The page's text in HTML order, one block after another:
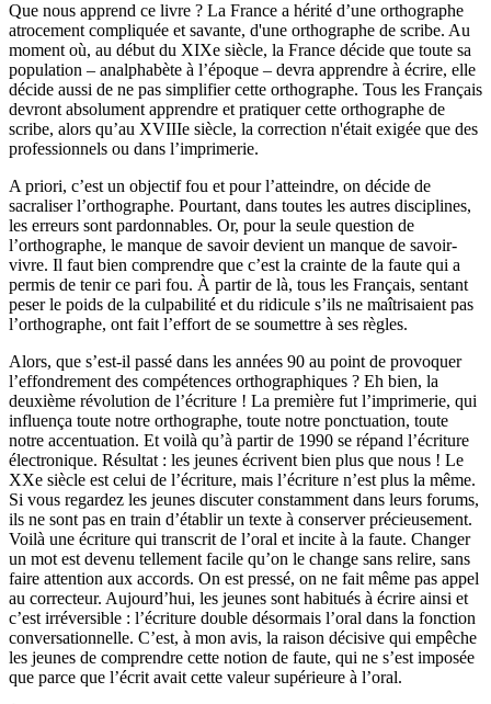
Que nous apprend ce livre ? La France a hérité d’une orthographe
atrocement compliquée et savante, d'une orthographe de scribe. Au
moment où, au début du XIXe siècle, la France décide que toute sa
population – analphabète à l’époque – devra apprendre à écrire, elle
décide aussi de ne pas simplifier cette orthographe. Tous les Français
devront absolument apprendre et pratiquer cette orthographe de
scribe, alors qu’au XVIIIe siècle, la correction n'était exigée que des
professionnels ou dans l’imprimerie.
A priori, c’est un objectif fou et pour l’atteindre, on décide de
sacraliser l’orthographe. Pourtant, dans toutes les autres disciplines,
les erreurs sont pardonnables. Or, pour la seule question de
l’orthographe, le manque de savoir devient un manque de savoir-
vivre. Il faut bien comprendre que c’est la crainte de la faute qui a
permis de tenir ce pari fou. À partir de là, tous les Français, sentant
peser le poids de la culpabilité et du ridicule s’ils ne maîtrisaient pas
l’orthographe, ont fait l’effort de se soumettre à ses règles.
Alors, que s’est-il passé dans les années 90 au point de provoquer
l’effondrement des compétences orthographiques ? Eh bien, la
deuxième révolution de l’écriture ! La première fut l’imprimerie, qui
influença toute notre orthographe, toute notre ponctuation, toute
notre accentuation. Et voilà qu’à partir de 1990 se répand l’écriture
électronique. Résultat : les jeunes écrivent bien plus que nous ! Le
XXe siècle est celui de l’écriture, mais l’écriture n’est plus la même.
Si vous regardez les jeunes discuter constamment dans leurs forums,
ils ne sont pas en train d’établir un texte à conserver précieusement.
Voilà une écriture qui transcrit de l’oral et incite à la faute. Changer
un mot est devenu tellement facile qu’on le change sans relire, sans
faire attention aux accords. On est pressé, on ne fait même pas appel
au correcteur. Aujourd’hui, les jeunes sont habitués à écrire ainsi et
c’est irréversible : l’écriture double désormais l’oral dans la fonction
conversationnelle. C’est, à mon avis, la raison décisive qui empêche
les jeunes de comprendre cette notion de faute, qui ne s’est imposée
que parce que l’écrit avait cette valeur supérieure à l’oral.